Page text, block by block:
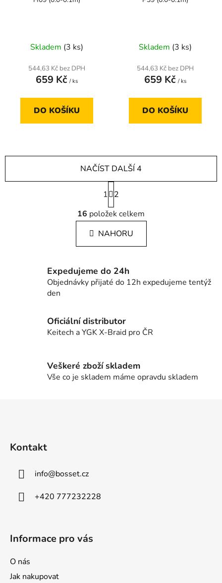
Skladem (3 ks)
544,63 Kč bez DPH
659 Kč / ks
DO KOŠÍKU
Skladem (3 ks)
544,63 Kč bez DPH
659 Kč / ks
DO KOŠÍKU
O
v
l
á
d
c
í
v
k
y
p
i
NAČÍST DALŠÍ 4
S
t
r
á
n
k
n
í
1
2
16 položek celkem
NAHORU
Expedujeme do 24h
Objednávky přijaté do 12h expedujeme tentýž
den
Oficiální distributor
Keitech a YGK X-Braid pro ČR
Veškeré zboží skladem
Vše co je skladem máme opravdu skladem
Kontakt
info@bosset.cz
+420 777232228
Informace pro vás
O nás
Jak nakupovat